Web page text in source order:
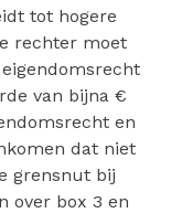
tot hogere
rechter moet
van bijna €
en
dat niet
grensnut bij
over box 3 en